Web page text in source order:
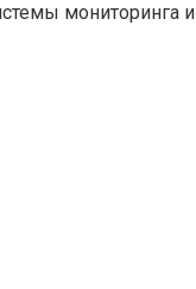
мониторинга и